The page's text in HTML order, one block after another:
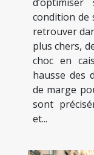
condition de
retrouver
plus chers,
choc en
hausse des
de marge
sont
et...